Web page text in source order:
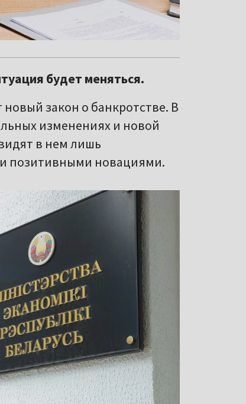
будет меняться.
закон о банкротстве. В
изменениях и новой
в нем лишь
позитивными новациями.